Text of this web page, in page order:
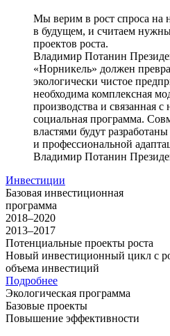
Мы верим в рост спроса на
в будущем, и считаем
проектов роста.
Владимир Потанин
«Норникель» должен
экологически чистое
необходима комплексная
производства и связанная с
социальная программа.
властями будут
и профессиональной
Владимир Потанин
Инвестиции
Базовая инвестиционная
программа
2018–2020
2013–2017
Потенциальные проекты роста
Новый инвестиционный цикл с
объема инвестиций
Подробнее
Экологическая программа
Базовые проекты
Повышение эффективности